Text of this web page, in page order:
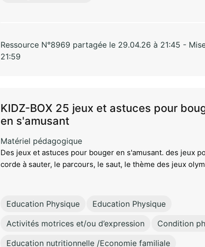
Ressource N°8969 partagée le 29.04.26 à 21:45 -
21:59
KIDZ-BOX 25 jeux et astuces pour
en s'amusant
Matériel pédagogique
Des jeux et astuces pour bouger en s'amusant. des jeux
corde à sauter, le parcours, le saut, le thème des jeux
Education Physique
Education Physique
Activités motrices et/ou d’expression
Condition
Education nutritionnelle /Economie familiale